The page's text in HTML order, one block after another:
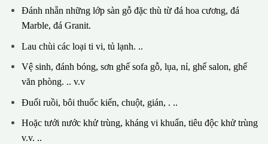
Đánh nhẵn những lớp sàn gỗ đặc thù từ đá hoa cương, đá
Marble, đá Granit.
Lau chùi các loại ti vi, tủ lạnh. ..
Vệ sinh, đánh bóng, sơn ghế sofa gỗ, lụa, nỉ, ghế salon, ghế
văn phòng. .. v.v
Đuổi ruồi, bôi thuốc kiến, chuột, gián, . ..
Hoặc tưới nước khử trùng, kháng vi khuẩn, tiêu độc khử trùng
v.v. ..